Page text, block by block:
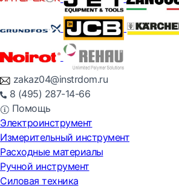
zakaz04@instrdom.ru
8 (495) 287-14-66
Помощь
Электроинструмент
Измерительный инструмент
Расходные материалы
Ручной инструмент
Силовая техника